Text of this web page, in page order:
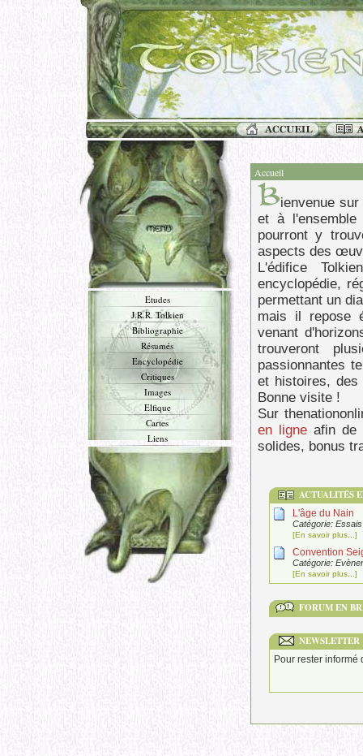
Etudes
J.R.R. Tolkien
Bibliographie
Résumés
Encyclopédie
Critiques
Images
Elfique
Cartes
Liens
Accueil
ienvenue
et à
pourront y
aspects des
L'édifice
encyclopédie,
permettant un
mais il repose
venant
trouveront
passionnantes
et histoires, des
Bonne visite !
Sur
en ligne afin de
solides, bonus
ACTUALITÉS
L'âge du Nain
Catégorie:
[En savoir plus...]
Convention
Catégorie:
[En savoir plus...]
FORUM EN
NEWSLETTER
Pour rester